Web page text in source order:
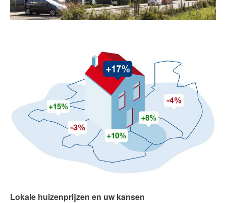
Lokale huizenprijzen en uw kansen